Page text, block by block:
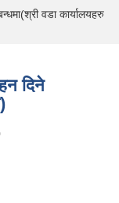
वडा कार्यालयहरु
दिने